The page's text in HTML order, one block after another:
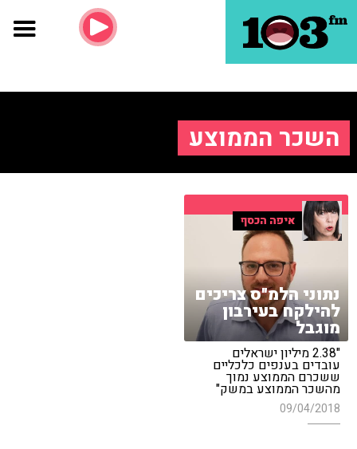
השכר הממוצע
איפה הכסף
נתוני הלמ"ס צריכים
להילקח בעירבון
מוגבל
"2.38 מיליון ישראלים
עובדים בענפים כלכליים
ששכרם הממוצע נמוך
מהשכר הממוצע במשק"
09/04/2018